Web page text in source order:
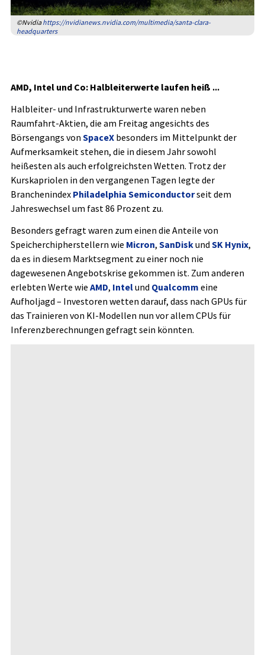
©Nvidiahttps://nvidianews.nvidia.com/multimedia/santa-clara-
headquarters
AMD, Intel und Co: Halbleiterwerte laufen heiß ...
Halbleiter- und Infrastrukturwerte waren neben
Raumfahrt-Aktien, die am Freitag angesichts des
Börsengangs von SpaceX besonders im Mittelpunkt der
Aufmerksamkeit stehen, die in diesem Jahr sowohl
heißesten als auch erfolgreichsten Wetten. Trotz der
Kurskapriolen in den vergangenen Tagen legte der
Branchenindex Philadelphia Semiconductorseit dem
Jahreswechsel um fast 86 Prozent zu.
Besonders gefragt waren zum einen die Anteile von
Speicherchipherstellern wie Micron, SanDiskund SK Hynix,
da es in diesem Marktsegment zu einer noch nie
dagewesenen Angebotskrise gekommen ist. Zum anderen
erlebten Werte wie AMD, Intelund Qualcomm eine
Aufholjagd – Investoren wetten darauf, dass nach GPUs für
das Trainieren von KI-Modellen nun vor allem CPUs für
Inferenzberechnungen gefragt sein könnten.